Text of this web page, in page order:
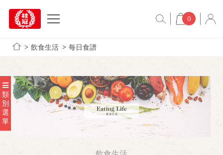
0
飲食生活 每日食譜
類
別
選
單